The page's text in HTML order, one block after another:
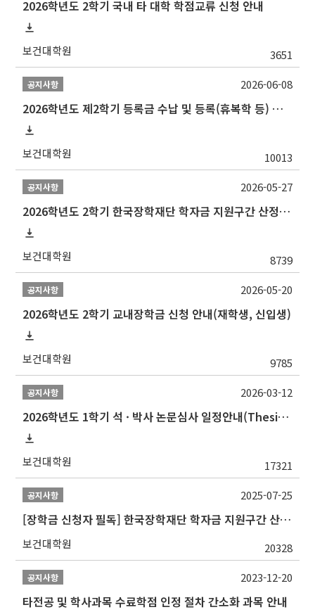
2026학년도 2학기 국내 타 대학 학점교류 신청 안내
보건대학원 3651
공지사항
2026학년도 제2학기 등록금 수납 및 등록(휴복학 등) 일정 안내
보건대학원 10013
2026-06-08
공지사항
2026학년도 2학기 한국장학재단 학자금 지원구간 산정 신청 안내
보건대학원 8739
2026-05-27
공지사항
2026학년도 2학기 교내장학금 신청 안내(재학생, 신입생)
보건대학원 9785
2026-05-20
공지사항
2026학년도 1학기 석 · 박사 논문심사 일정안내(Thesis Defense Schedules)
보건대학원 17321
2026-03-12
공지사항
[장학금 신청자 필독] 한국장학재단 학자금 지원구간 산정 권고
보건대학원 20328
2025-07-25
공지사항
타전공 및 학사과목 수료학점 인정 절차 간소화 과목 안내
2023-12-20